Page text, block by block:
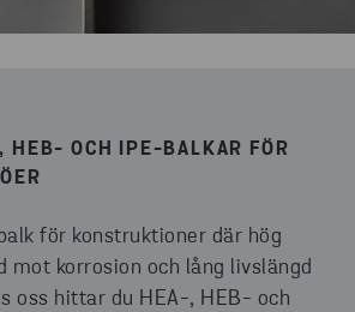
HEB- OCH IPE-BALKAR FÖR
för konstruktioner där hög
mot korrosion och lång livslängd
oss hittar du HEA-, HEB- och